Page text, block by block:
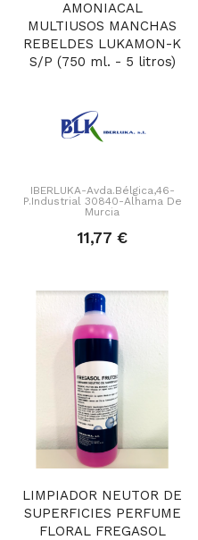
AMONIACAL
MULTIUSOS MANCHAS
REBELDES LUKAMON-K
S/P (750 ml. - 5 litros)
IBERLUKA-Avda.Bélgica,46-
P.Industrial 30840-Alhama De
Murcia
11,77 €
LIMPIADOR NEUTOR DE
SUPERFICIES PERFUME
FLORAL FREGASOL